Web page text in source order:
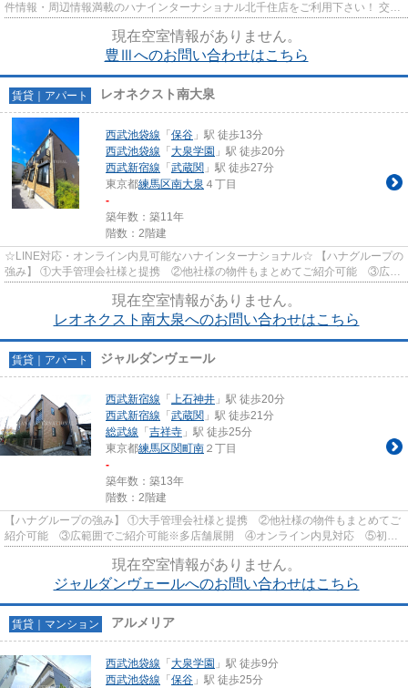
件情報・周辺情報満載のハナインターナショナル北千住店をご利用下さい！ 交
現在空室情報がありません。
豊Ⅲへのお問い合わせはこちら
賃貸｜アパート レオネクスト南大泉
西武池袋線 「 保谷 」駅 徒歩13分
西武池袋線 「 大泉学園 」駅 徒歩20分
西武新宿線 「 武蔵関 」駅 徒歩27分
東京都練馬区南大泉 ４丁目
-
築年数：築11年
階数：2階建
☆LINE対応・オンライン内見可能なハナインターナショナル☆ 【ハナグループの
強み】 ①大手管理会社様と提携 ②他社様の物件もまとめてご紹介可能 ③広範
現在空室情報がありません。
レオネクスト南大泉へのお問い合わせはこちら
賃貸｜アパート ジャルダンヴェール
西武新宿線 「 上石神井 」駅 徒歩20分
西武新宿線 「 武蔵関 」駅 徒歩21分
総武線 「 吉祥寺 」駅 徒歩25分
東京都練馬区関町南 ２丁目
-
築年数：築13年
階数：2階建
【ハナグループの強み】 ①大手管理会社様と提携 ②他社様の物件もまとめてご
紹介可能 ③広範囲でご紹介可能※多店舗展開 ④オンライン内見対応 ⑤初期
現在空室情報がありません。
ジャルダンヴェールへのお問い合わせはこちら
賃貸｜マンション アルメリア
西武池袋線 「 大泉学園 」駅 徒歩9分
西武池袋線 「 保谷 」駅 徒歩25分